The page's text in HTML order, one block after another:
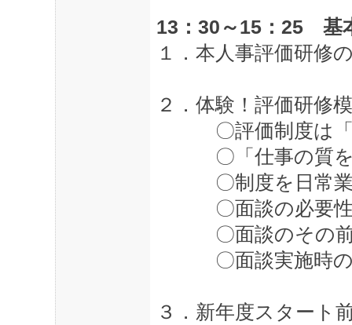
13：30～15：25 基
１．本人事評価研修
２．体験！評価研修
〇評価制度は「
〇「仕事の質を
〇制度を日常業
〇面談の必要性
〇面談のその前
〇面談実施時の
３．新年度スタート